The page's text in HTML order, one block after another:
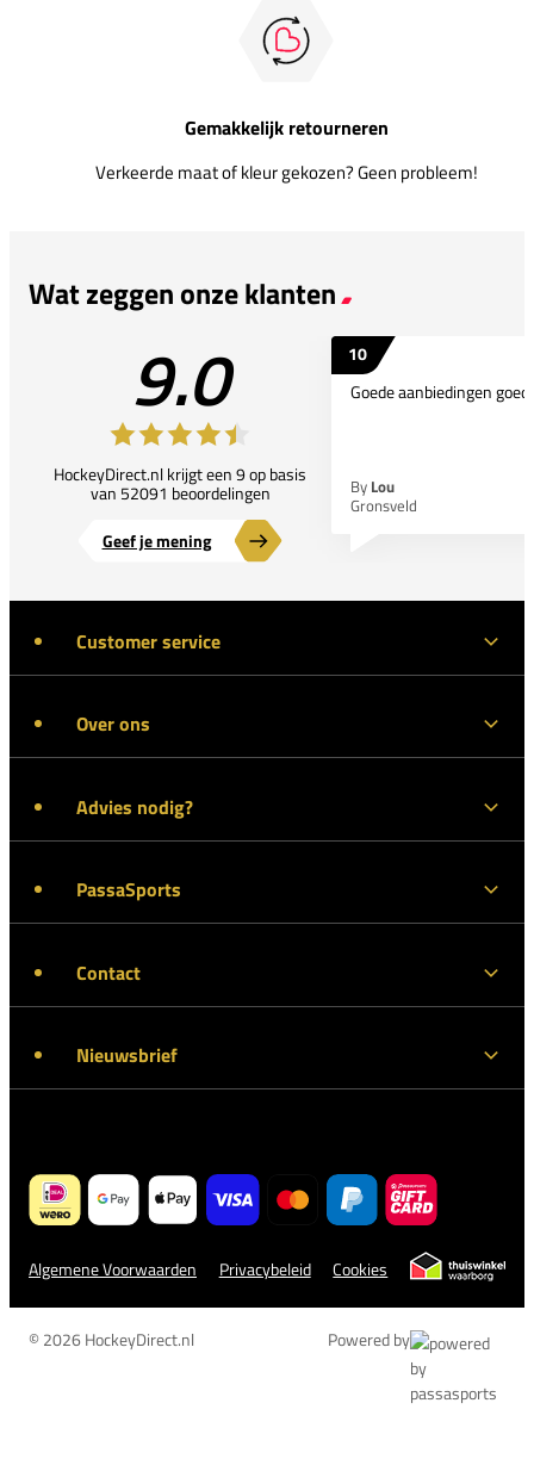
Gemakkelijk retourneren
Verkeerde maat of kleur gekozen? Geen probleem!
Wat zeggen onze klanten
9.0
HockeyDirect.nl krijgt een 9 op basis
van 52091 beoordelingen
Geef je mening
10
Goede aanbiedingen
By Lou
Gronsveld
Customer service
Over ons
Advies nodig?
PassaSports
Contact
Nieuwsbrief
Algemene Voorwaarden Privacybeleid Cookies
© 2026 HockeyDirect.nl Powered by